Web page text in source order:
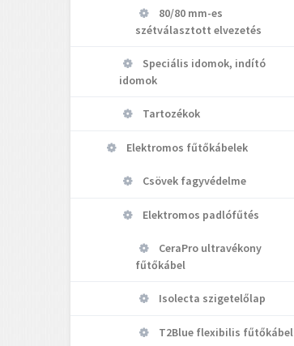
80/80 mm-es
szétválasztott elvezetés
Speciális idomok, indító
idomok
Tartozékok
Elektromos fűtőkábelek
Csövek fagyvédelme
Elektromos padlófűtés
CeraPro ultravékony
fűtőkábel
Isolecta szigetelőlap
T2Blue flexibilis fűtőkábel